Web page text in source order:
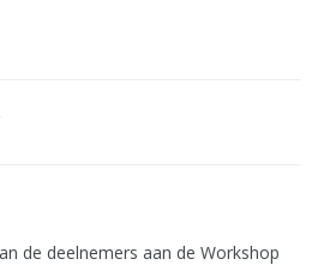
de deelnemers aan de Workshop